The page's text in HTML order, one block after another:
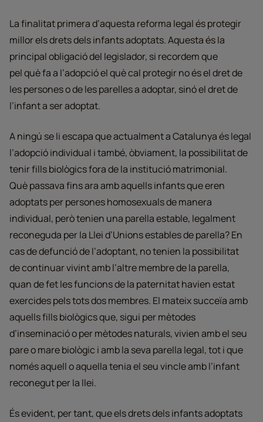
La finalitat primera d’aquesta reforma legal és protegir
millor els drets dels infants adoptats. Aquesta és la
principal obligació del legislador, si recordem que
pel què fa a l’adopció el què cal protegir no és el dret de
les persones o de les parelles a adoptar, sinó el dret de
l’infant a ser adoptat.
A ningú se li escapa que actualment a Catalunya és legal
l’adopció individual i també, òbviament, la possibilitat de
tenir fills biològics fora de la institució matrimonial.
Què passava fins ara amb aquells infants que eren
adoptats per persones homosexuals de manera
individual, però tenien una parella estable, legalment
reconeguda per la Llei d’Unions estables de parella? En
cas de defunció de l’adoptant, no tenien la possibilitat
de continuar vivint amb l’altre membre de la parella,
quan de fet les funcions de la paternitat havien estat
exercides pels tots dos membres. El mateix succeïa amb
aquells fills biològics que, sigui per mètodes
d’inseminació o per mètodes naturals, vivien amb el seu
pare o mare biològic i amb la seva parella legal, tot i que
només aquell o aquella tenia el seu vincle amb l’infant
reconegut per la llei.
És evident, per tant, que els drets dels infants adoptats